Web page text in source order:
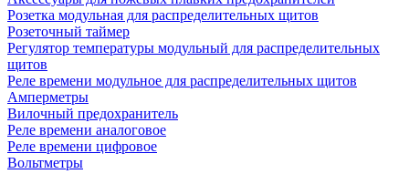
Розетка модульная для распределительных щитов
Розеточный таймер
Регулятор температуры модульный для распределительных
щитов
Реле времени модульное для распределительных щитов
Амперметры
Вилочный предохранитель
Реле времени аналоговое
Реле времени цифровое
Вольтметры